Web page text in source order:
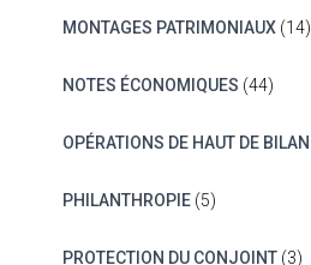
MONTAGES PATRIMONIAUX(14)
NOTES ÉCONOMIQUES (44)
OPÉRATIONS DE HAUT DE BILAN
PHILANTHROPIE(5)
PROTECTION DU CONJOINT(3)